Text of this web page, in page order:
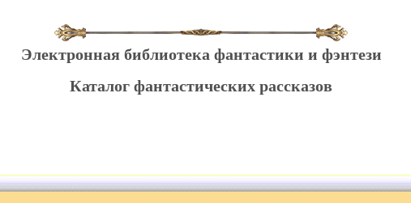
Электронная библиотека фантастики и фэнтези
Каталог фантастических рассказов